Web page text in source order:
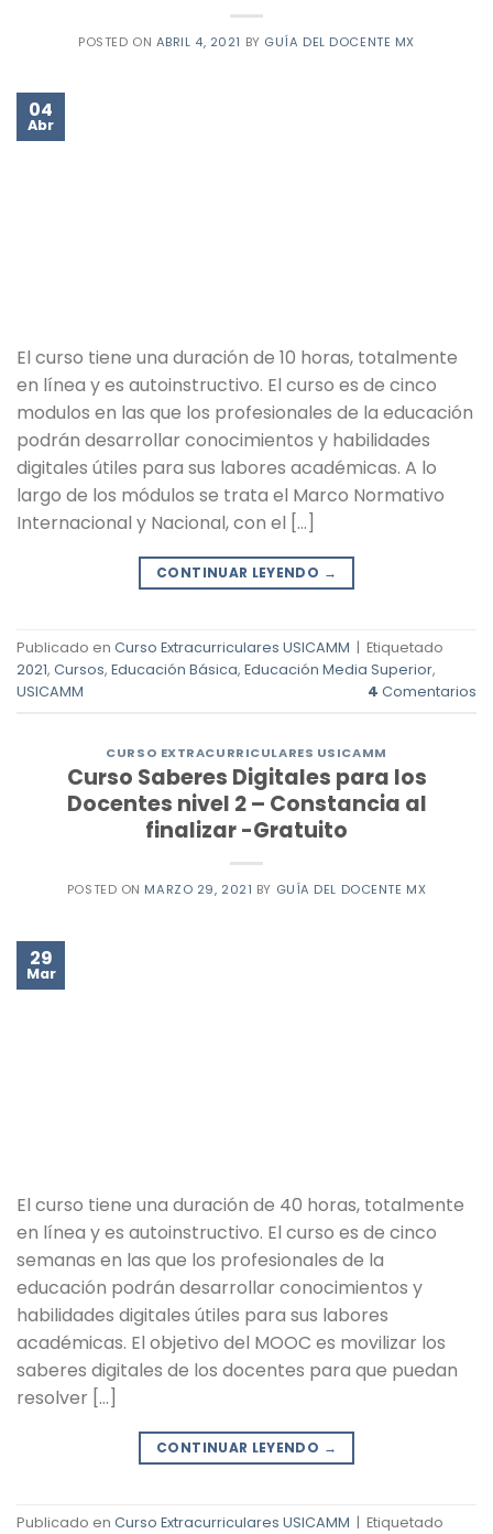
POSTED ON ABRIL 4, 2021 BY GUÍA DEL DOCENTE MX
04
Abr
El curso tiene una duración de 10 horas, totalmente
en línea y es autoinstructivo. El curso es de cinco
modulos en las que los profesionales de la educación
podrán desarrollar conocimientos y habilidades
digitales útiles para sus labores académicas. A lo
largo de los módulos se trata el Marco Normativo
Internacional y Nacional, con el […]
CONTINUAR LEYENDO →
Publicado en Curso Extracurriculares USICAMM | Etiquetado
2021, Cursos, Educación Básica, Educación Media Superior,
USICAMM
4 Comentarios
CURSO EXTRACURRICULARES USICAMM
Curso Saberes Digitales para los
Docentes nivel 2 – Constancia al
finalizar -Gratuito
POSTED ON MARZO 29, 2021 BY GUÍA DEL DOCENTE MX
29
Mar
El curso tiene una duración de 40 horas, totalmente
en línea y es autoinstructivo. El curso es de cinco
semanas en las que los profesionales de la
educación podrán desarrollar conocimientos y
habilidades digitales útiles para sus labores
académicas. El objetivo del MOOC es movilizar los
saberes digitales de los docentes para que puedan
resolver […]
CONTINUAR LEYENDO →
Publicado en Curso Extracurriculares USICAMM | Etiquetado